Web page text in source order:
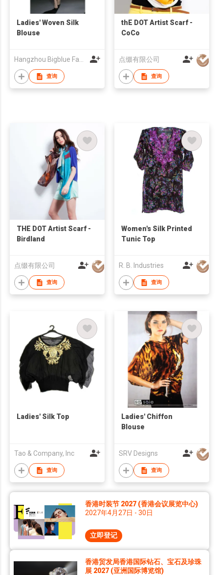
Ladies' Woven Silk
Blouse
查询
thE DOT Artist Scarf -
CoCo
点缀有限公司
查询
THE DOT Artist Scarf -
Birdland
点缀有限公司
查询
Women's Silk Printed
Tunic Top
R. B. Industries
查询
Ladies' Silk Top
Tao & Company, Inc
查询
Ladies' Chiffon
Blouse
SRV Designs
查询
香港时装节 2027 (香港会议展览中心)
2027年4月27日 - 30日
立即登记
香港贸发局香港国际钻石、宝石及珍珠
展 2027 (亚洲国际博览馆)